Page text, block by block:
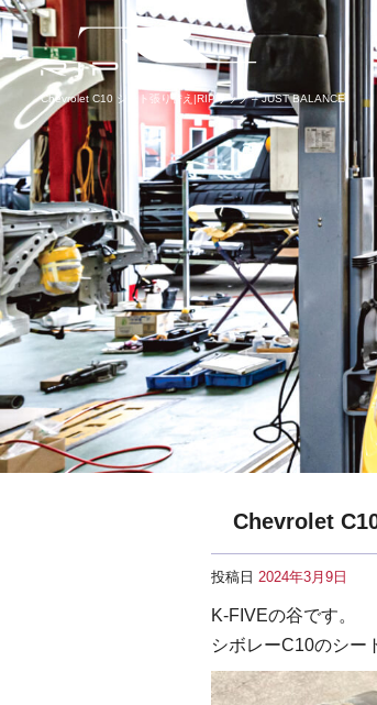
Chevrolet C10 シート張り替え|RIPリップ – JUST BALANCE
Chevrolet
投稿日 2024年3月9日
K-FIVEの谷です。
シボレーC10のシー